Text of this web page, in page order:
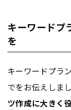
キーワードプ
を
キーワードプラ
でをお伝えしま
ツ作成に大きく